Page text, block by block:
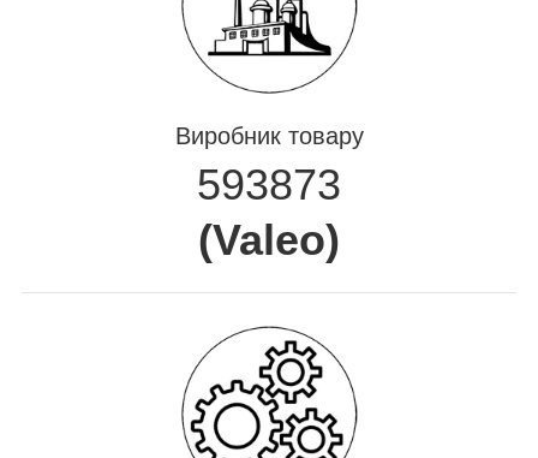
Виробник товару
593873
(Valeo)